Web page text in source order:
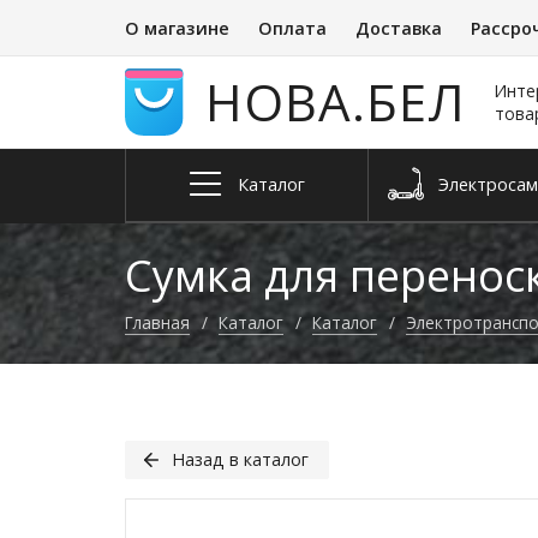
О магазине Оплата Доставка
НОВА.БЕЛ
Каталог
Квадроциклы
аксессуары
Сумка для
Главная Каталог Каталог
Назад в каталог